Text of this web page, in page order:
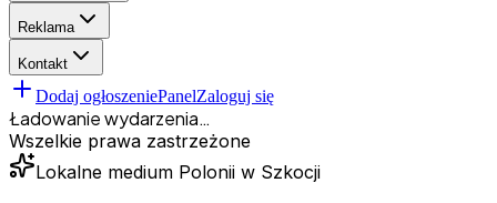
Reklama
Kontakt
Dodaj ogłoszeniePanelZaloguj się
Ładowanie wydarzenia…
Wszelkie prawa zastrzeżone
Lokalne medium Polonii w Szkocji